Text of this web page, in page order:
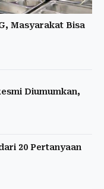
Masyarakat Bisa
Diumumkan,
20 Pertanyaan